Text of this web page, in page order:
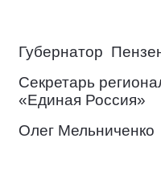
Губернатор
Секретарь
«Единая Россия»
Олег Мельниченко